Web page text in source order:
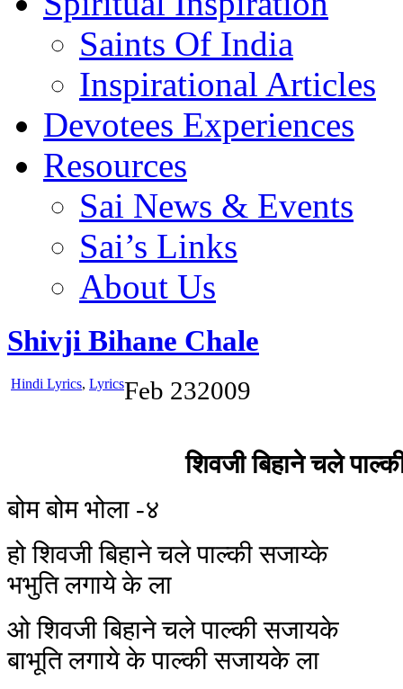
Saints Of India
Inspirational Articles
Devotees Experiences
Resources
Sai News & Events
Sai’s Links
About Us
Shivji Bihane Chale
Hindi Lyrics, LyricsFeb 232009
शिवजी बिहाने चले
बोम बोम भोला -४
हो शिवजी बिहाने चले पाल्की सजाय्के
भभुति लगाये के ला
ओ शिवजी बिहाने चले पाल्की सजायके
बाभूति लगाये के पाल्की सजायके ला